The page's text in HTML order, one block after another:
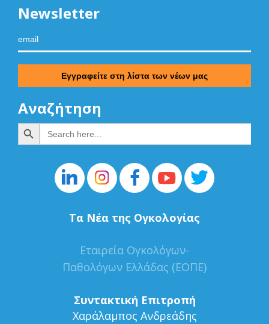
Newsletter
Αναζήτηση
Search
for:
Search Button
Τα Νέα της Ογκολογίας
Εταιρεία Ογκολόγων-
Παθολόγων Ελλάδας (ΕΟΠΕ)
Συντακτική Επιτροπή
Xαράλαμπος Ανδρεάδης